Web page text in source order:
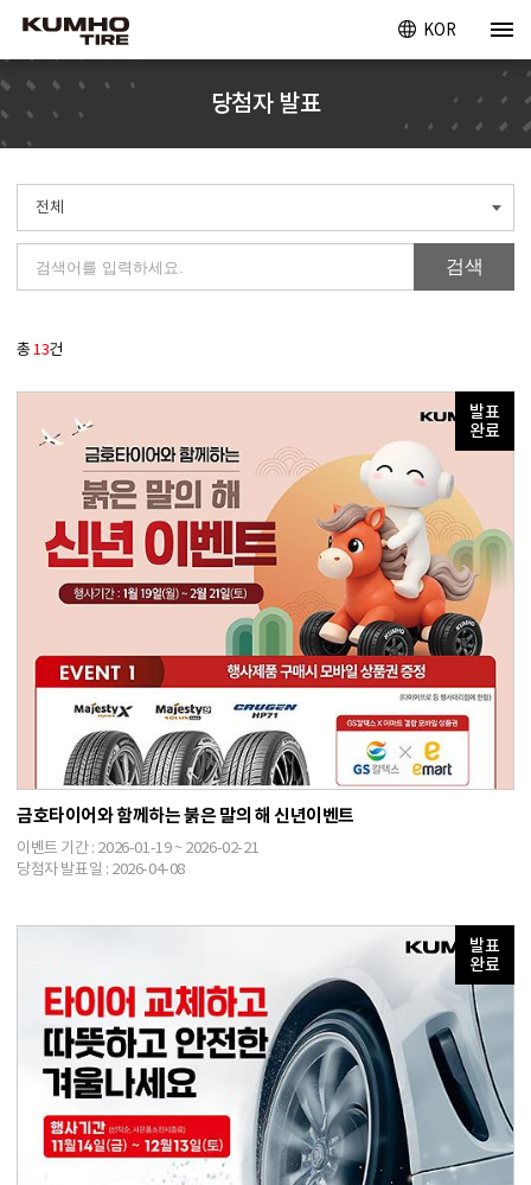
KOR
당첨자 발표
전체
검색
총13건
발표
완료
금호타이어와 함께하는 붉은 말의 해 신년이벤트
이벤트 기간 : 2026-01-19 ~ 2026-02-21
당첨자 발표일 : 2026-04-08
발표
완료